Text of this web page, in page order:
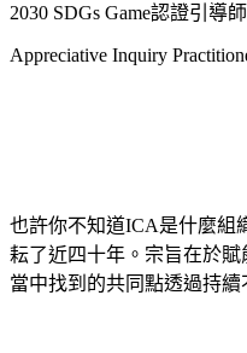
2030 SDGs Game認證引導師
Appreciative Inquiry
也許你不知道ICA是什麼組
耘了近四十年。宗旨在於賦
當中找到的共同點透過持